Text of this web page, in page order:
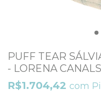
PUFF TEAR
- LORENA CANALS
R$1.704,42 com